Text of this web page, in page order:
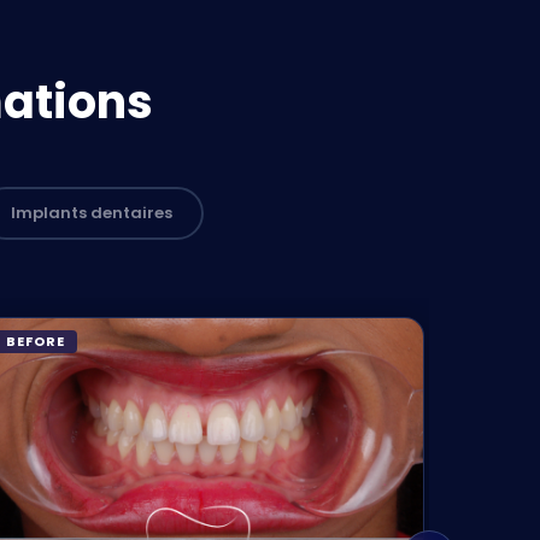
et la manière dont la clinique
de prévention pour les
Implants dentaires
BEFORE